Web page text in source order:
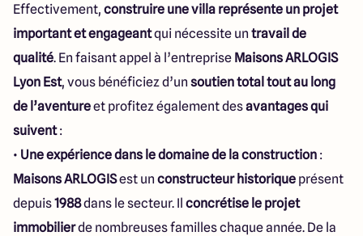
Effectivement, construire une villa représente un projet
important et engageantqui nécessite un travail de
qualité. En faisant appel à l’entreprise Maisons ARLOGIS
Lyon Est, vous bénéficiez d’un soutien total tout au long
de l’aventureet profitez également desavantages qui
suivent:
• Une expérience dans le domaine de la construction :
Maisons ARLOGISest un constructeur historique présent
depuis1988dans le secteur. Il concrétise le projet
immobilierde nombreuses familles chaque année. De la